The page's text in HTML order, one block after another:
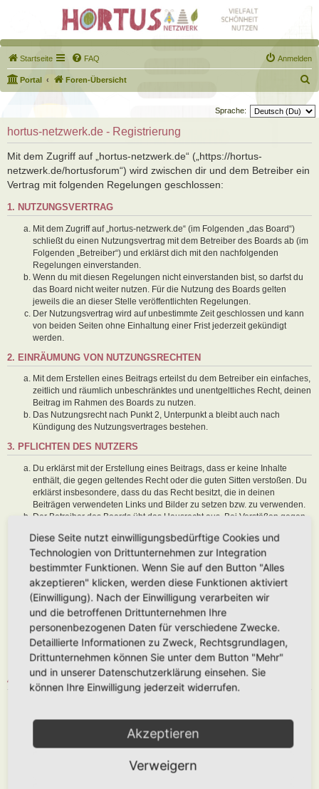
Startseite FAQ Anmelden
Portal Foren-Übersicht
u
c
Sprache:
hortus-netzwerk.de - Registrierung
Mit dem Zugriff auf „hortus-netzwerk.de“ („https://hortus-
netzwerk.de/hortusforum“) wird zwischen dir und dem Betreiber ein
Vertrag mit folgenden Regelungen geschlossen:
1. NUTZUNGSVERTRAG
Mit dem Zugriff auf „hortus-netzwerk.de“ (im Folgenden „das Board“)
schließt du einen Nutzungsvertrag mit dem Betreiber des Boards ab (im
Folgenden „Betreiber“) und erklärst dich mit den nachfolgenden
Regelungen einverstanden.
Wenn du mit diesen Regelungen nicht einverstanden bist, so darfst du
das Board nicht weiter nutzen. Für die Nutzung des Boards gelten
jeweils die an dieser Stelle veröffentlichten Regelungen.
Der Nutzungsvertrag wird auf unbestimmte Zeit geschlossen und kann
von beiden Seiten ohne Einhaltung einer Frist jederzeit gekündigt
werden.
2. EINRÄUMUNG VON NUTZUNGSRECHTEN
Mit dem Erstellen eines Beitrags erteilst du dem Betreiber ein einfaches,
zeitlich und räumlich unbeschränktes und unentgeltliches Recht, deinen
Beitrag im Rahmen des Boards zu nutzen.
Das Nutzungsrecht nach Punkt 2, Unterpunkt a bleibt auch nach
Kündigung des Nutzungsvertrages bestehen.
3. PFLICHTEN DES NUTZERS
Du erklärst mit der Erstellung eines Beitrags, dass er keine Inhalte
enthält, die gegen geltendes Recht oder die guten Sitten verstoßen. Du
erklärst insbesondere, dass du das Recht besitzt, die in deinen
Beiträgen verwendeten Links und Bilder zu setzen bzw. zu verwenden.
Der Betreiber des Boards übt das Hausrecht aus. Bei Verstößen gegen
Regeln kann der Betreiber dich nach Abmahnung zeitweise oder
dauerhaft von der Nutzung dieses Boards ausschließen und dir ein
Hausverbot erteilen.
Du nimmst zur Kenntnis, dass der Betreiber keine Verantwortung für die
Inhalte von Beiträgen übernimmt, die er nicht selbst erstellt hat oder die
er nicht zur Kenntnis genommen hat. Du gestattest dem Betreiber, dein
Benutzerkonto, Beiträge und Funktionen jederzeit zu löschen oder zu
sperren.
Du gestattest dem Betreiber darüber hinaus, deine Beiträge
abzuändern, sofern sie gegen o. g. Regeln verstoßen oder geeignet
sind, dem Betreiber oder einem Dritten Schaden zuzufügen.
4. GENERAL PUBLIC LICENSE
www.phpbb.com
Informationen werden durch die deutschsprachige Community unter
www.phpbb.dezur Verfügung gestellt. Beide haben keinen Einfluss auf
die Art und Weise, wie die Software verwendet wird. Sie können
insbesondere die Verwendung der Software für bestimmte Zwecke nicht
Diese Seite nutzt einwilligungsbedürftige Cookies und
Technologien von Drittunternehmen zur Integration
bestimmter Funktionen. Wenn Sie auf den Button "Alles
akzeptieren" klicken, werden diese Funktionen aktiviert
(Einwilligung). Nach der Einwilligung verarbeiten wir
und die betroffenen Drittunternehmen Ihre
personenbezogenen Daten für verschiedene Zwecke.
Detaillierte Informationen zu Zweck, Rechtsgrundlagen,
Drittunternehmen können Sie unter dem Button "Mehr"
und in unserer Datenschutzerklärung einsehen. Sie
können Ihre Einwilligung jederzeit widerrufen.
Akzeptieren
Verweigern